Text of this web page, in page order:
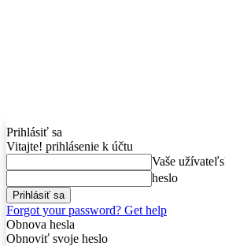
Prihlásiť sa
Vitajte! prihlásenie k účtu
Vaše
heslo
Forgot your password? Get help
Obnova hesla
Obnoviť svoje heslo